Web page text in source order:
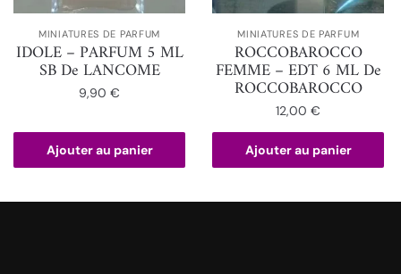
MINIATURES DE PARFUM
IDOLE – PARFUM 5 ML
SB De LANCOME
9,90€
Ajouter au panier
MINIATURES DE PARFUM
ROCCOBAROCCO
FEMME – EDT 6 ML De
ROCCOBAROCCO
12,00€
Ajouter au panier